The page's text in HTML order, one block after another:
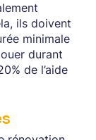
ils doivent
minimale
durant
de l’aide